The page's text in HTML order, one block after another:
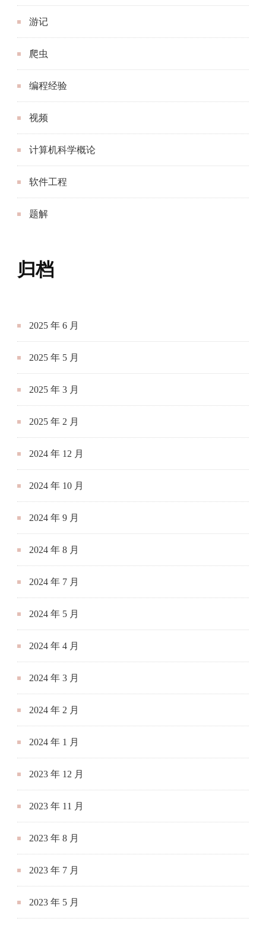
游记
爬虫
编程经验
视频
计算机科学概论
软件工程
题解
归档
2025 年 6 月
2025 年 5 月
2025 年 3 月
2025 年 2 月
2024 年 12 月
2024 年 10 月
2024 年 9 月
2024 年 8 月
2024 年 7 月
2024 年 5 月
2024 年 4 月
2024 年 3 月
2024 年 2 月
2024 年 1 月
2023 年 12 月
2023 年 11 月
2023 年 8 月
2023 年 7 月
2023 年 5 月